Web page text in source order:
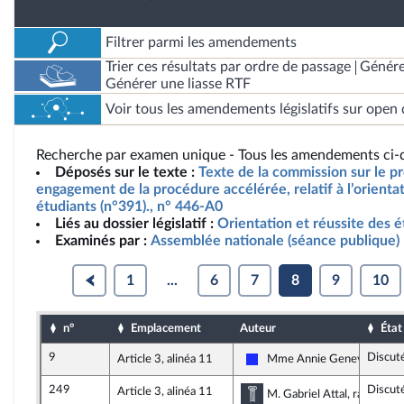
Filtrer parmi les amendements
Trier ces résultats par ordre de passage
Générer une liasse RTF
Voir tous les amendements législatifs sur open
Recherche par examen unique - Tous les amendements ci-
Déposés sur le texte : Texte de la commission sur le
engagement de la procédure accélérée, relatif à
étudiants (n°391)., n° 446-A0
Liés au dossier législatif : Orientation et réussite des
Examinés par : Assemblée nationale (séance publique)
1 ... 6 7 8 9 10
n° Emplacement Auteur État
9 Article 3, alinéa 11
Les Républicains
Mme Annie Genevard
249 Article 3, alinéa 11 Commission des
M. Gabriel Attal,